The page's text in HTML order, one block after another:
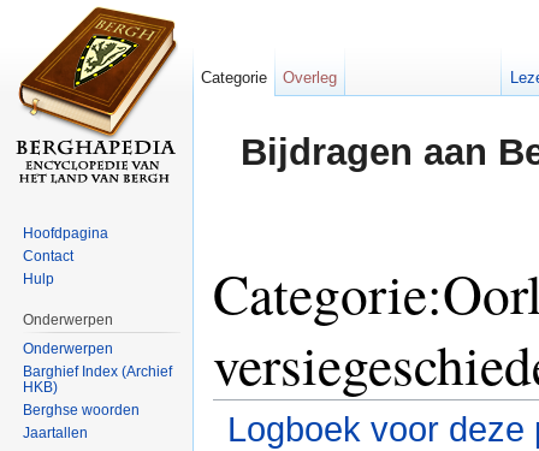
Bijdragen aan
Logboek voor deze
Categorie Overleg
Hoofdpagina
Contact
Hulp
Onderwerpen
Onderwerpen
Barghief Index (Archief
HKB)
Berghse woorden
Jaartallen